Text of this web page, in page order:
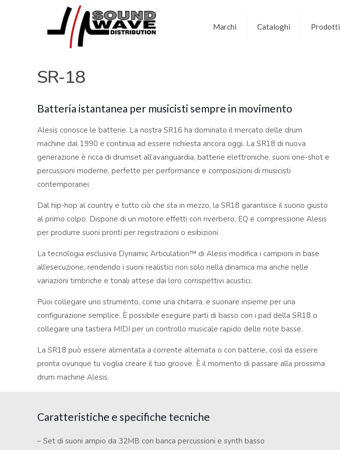
Marchi Cataloghi Prodotti
SR-18
Batteria istantanea per musicisti sempre in movimento
Alesis conosce le batterie. La nostra SR16 ha dominato il mercato delle drum
machine dal 1990 e continua ad essere richiesta ancora oggi. La SR18 di nuova
generazione è ricca di drumset all’avanguardia, batterie elettroniche, suoni one-shot e
percussioni moderne, perfette per performance e composizioni di musicisti
contemporanei.
Dal hip-hop al country e tutto ciò che sta in mezzo, la SR18 garantisce il suono giusto
al primo colpo. Dispone di un motore effetti con riverbero, EQ e compressione Alesis
per produrre suoni pronti per registrazioni o esibizioni.
La tecnologia esclusiva Dynamic Articulation™ di Alesis modifica i campioni in base
all’esecuzione, rendendo i suoni realistici non solo nella dinamica ma anche nelle
variazioni timbriche e tonali attese dai loro corrispettivi acustici.
Puoi collegare uno strumento, come una chitarra, e suonare insieme per una
configurazione semplice. È possibile eseguire parti di basso con i pad della SR18 o
collegare una tastiera MIDI per un controllo musicale rapido delle note basse.
La SR18 può essere alimentata a corrente alternata o con batterie, così da essere
pronta ovunque tu voglia creare il tuo groove. È il momento di passare alla prossima
drum machine Alesis.
Caratteristiche e specifiche tecniche
– Set di suoni ampio da 32MB con banca percussioni e synth basso